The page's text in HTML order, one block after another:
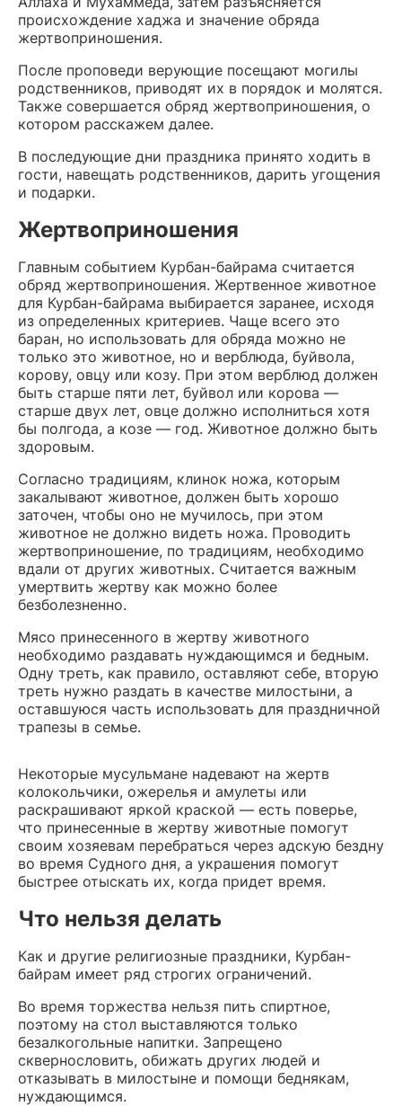
происхождение хаджа и значение обряда
жертвоприношения.
После проповеди верующие посещают могилы
родственников, приводят их в порядок и молятся.
Также совершается обряд жертвоприношения, о
котором расскажем далее.
В последующие дни праздника принято ходить в
гости, навещать родственников, дарить угощения
и подарки.
Жертвоприношения
Главным событием Курбан-байрама считается
обряд жертвоприношения. Жертвенное животное
для Курбан-байрама выбирается заранее, исходя
из определенных критериев. Чаще всего это
баран, но использовать для обряда можно не
только это животное, но и верблюда, буйвола,
корову, овцу или козу. При этом верблюд должен
быть старше пяти лет, буйвол или корова —
старше двух лет, овце должно исполниться хотя
бы полгода, а козе — год. Животное должно быть
здоровым.
Согласно традициям, клинок ножа, которым
закалывают животное, должен быть хорошо
заточен, чтобы оно не мучилось, при этом
животное не должно видеть ножа. Проводить
жертвоприношение, по традициям, необходимо
вдали от других животных. Считается важным
умертвить жертву как можно более
безболезненно.
Мясо принесенного в жертву животного
необходимо раздавать нуждающимся и бедным.
Одну треть, как правило, оставляют себе, вторую
треть нужно раздать в качестве милостыни, а
оставшуюся часть использовать для праздничной
трапезы в семье.
Некоторые мусульмане надевают на жертв
колокольчики, ожерелья и амулеты или
раскрашивают яркой краской — есть поверье,
что принесенные в жертву животные помогут
своим хозяевам перебраться через адскую бездну
во время Судного дня, а украшения помогут
быстрее отыскать их, когда придет время.
Что нельзя делать
Как и другие религиозные праздники, Курбан-
байрам имеет ряд строгих ограничений.
Во время торжества нельзя пить спиртное,
поэтому на стол выставляются только
безалкогольные напитки. Запрещено
сквернословить, обижать других людей и
отказывать в милостыне и помощи беднякам,
нуждающимся.